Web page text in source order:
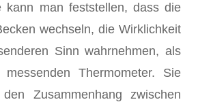
kann man feststellen, dass die
wechseln, die Wirklichkeit
Sinn wahrnehmen, als
Thermometer. Sie
Zusammenhang zwischen